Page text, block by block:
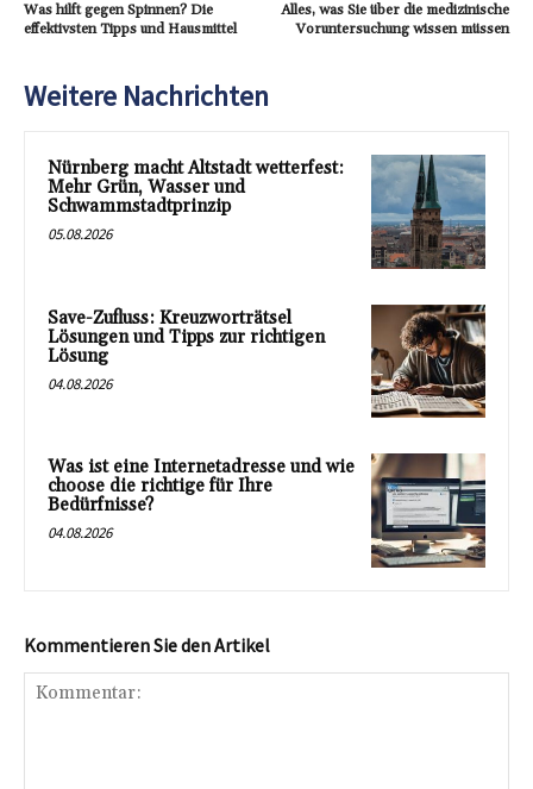
Was hilft gegen Spinnen? Die
effektivsten Tipps und Hausmittel
Alles, was Sie über die medizinische
Voruntersuchung wissen müssen
Weitere Nachrichten
Nürnberg macht Altstadt wetterfest:
Mehr Grün, Wasser und
Schwammstadtprinzip
05.08.2026
Save-Zufluss: Kreuzworträtsel
Lösungen und Tipps zur richtigen
Lösung
04.08.2026
Was ist eine Internetadresse und wie
choose die richtige für Ihre
Bedürfnisse?
04.08.2026
Kommentieren Sie den Artikel